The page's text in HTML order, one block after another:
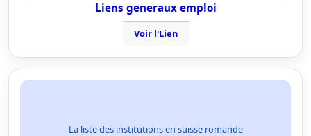
Liens generaux emploi
Voir l'Lien
La liste des institutions en suisse romande